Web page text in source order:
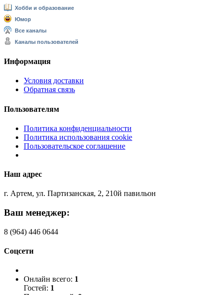
Хобби и образование
Юмор
Все каналы
Каналы пользователей
Информация
Условия доставки
Обратная связь
Пользователям
Политика конфиденциальности
Политика использования cookie
Пользовательское соглашение
Наш адрес
г. Артем, ул. Партизанская, 2, 210й павильон
Ваш менеджер:
8 (964) 446 0644
Соцсети
Онлайн всего: 1
Гостей: 1